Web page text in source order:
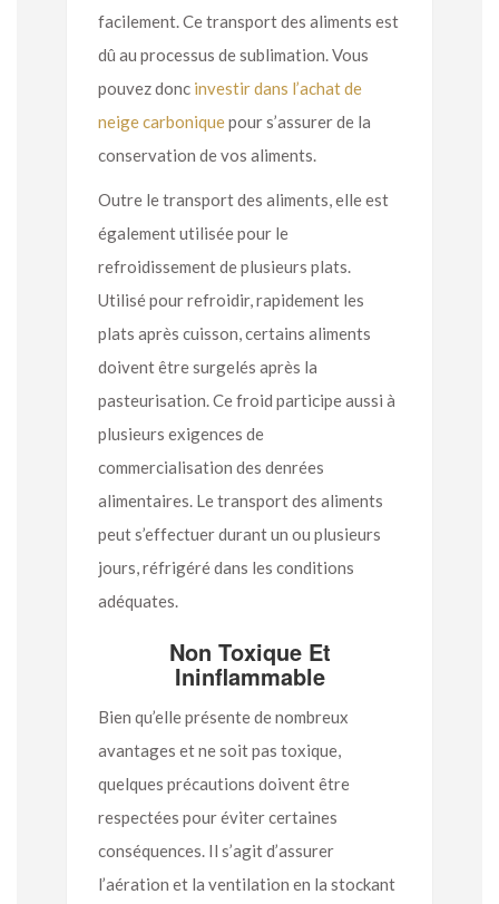
facilement. Ce transport des aliments est
dû au processus de sublimation. Vous
pouvez donc investir dans l’achat de
neige carboniquepour s’assurer de la
conservation de vos aliments.
Outre le transport des aliments, elle est
également utilisée pour le
refroidissement de plusieurs plats.
Utilisé pour refroidir, rapidement les
plats après cuisson, certains aliments
doivent être surgelés après la
pasteurisation. Ce froid participe aussi à
plusieurs exigences de
commercialisation des denrées
alimentaires. Le transport des aliments
peut s’effectuer durant un ou plusieurs
jours, réfrigéré dans les conditions
adéquates.
Non Toxique Et
Ininflammable
Bien qu’elle présente de nombreux
avantages et ne soit pas toxique,
quelques précautions doivent être
respectées pour éviter certaines
conséquences. Il s’agit d’assurer
l’aération et la ventilation en la stockant